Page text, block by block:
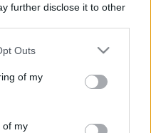
further disclose it to other
uses one or more Google
You may click to
its third-party tags to
in below Google
Outs
of my
of my